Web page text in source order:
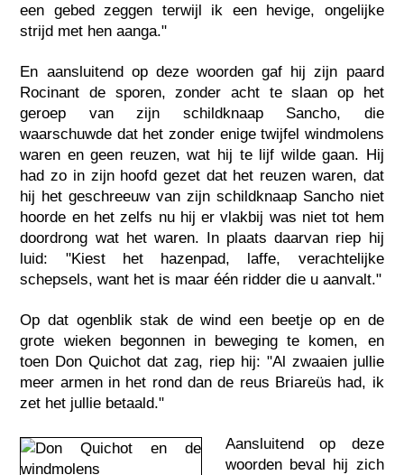
een gebed zeggen terwijl ik een hevige, ongelijke
strijd met hen aanga."
En aansluitend op deze woorden gaf hij zijn paard
Rocinant de sporen, zonder acht te slaan op het
geroep van zijn schildknaap Sancho, die
waarschuwde dat het zonder enige twijfel windmolens
waren en geen reuzen, wat hij te lijf wilde gaan. Hij
had zo in zijn hoofd gezet dat het reuzen waren, dat
hij het geschreeuw van zijn schildknaap Sancho niet
hoorde en het zelfs nu hij er vlakbij was niet tot hem
doordrong wat het waren. In plaats daarvan riep hij
luid: "Kiest het hazenpad, laffe, verachtelijke
schepsels, want het is maar één ridder die u aanvalt."
Op dat ogenblik stak de wind een beetje op en de
grote wieken begonnen in beweging te komen, en
toen Don Quichot dat zag, riep hij: "Al zwaaien jullie
meer armen in het rond dan de reus Briareüs had, ik
zet het jullie betaald."
Aansluitend op deze
woorden beval hij zich